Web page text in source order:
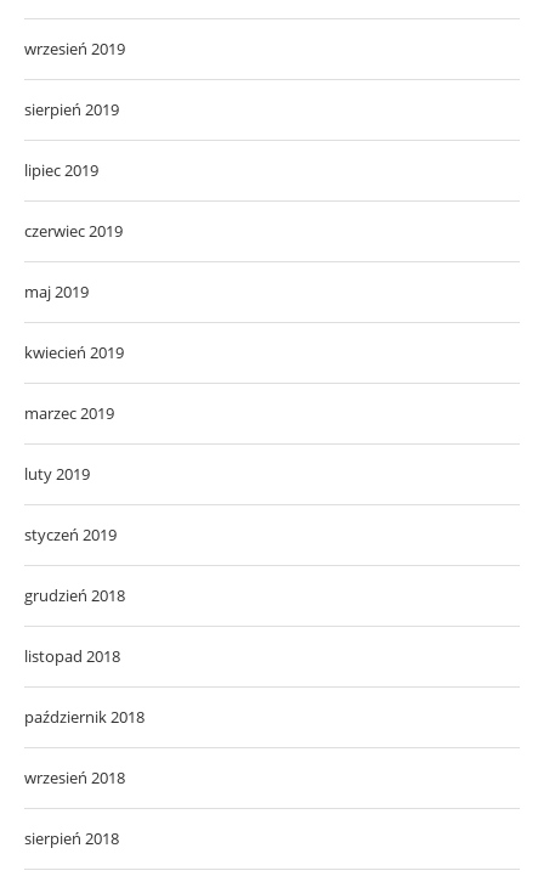
wrzesień 2019
sierpień 2019
lipiec 2019
czerwiec 2019
maj 2019
kwiecień 2019
marzec 2019
luty 2019
styczeń 2019
grudzień 2018
listopad 2018
październik 2018
wrzesień 2018
sierpień 2018